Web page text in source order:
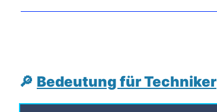
🔎 Bedeutung für Techniker